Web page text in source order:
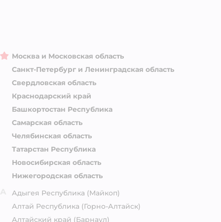
Москва и Московская область
Санкт-Петербург и Ленинградская область
Свердловская область
Краснодарский край
Башкортостан Республика
Самарская область
Челябинская область
Татарстан Республика
Новосибирская область
Нижегородская область
Адыгея Республика (Майкоп)
Алтай Республика (Горно-Алтайск)
Алтайский край (Барнаул)